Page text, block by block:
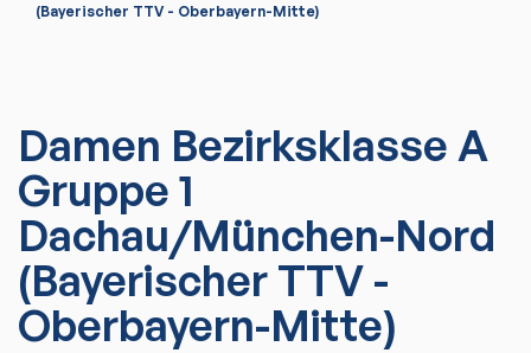
(Bayerischer TTV - Oberbayern-Mitte)
Damen Bezirksklasse A
Gruppe 1
Dachau/München-Nord
(Bayerischer TTV -
Oberbayern-Mitte)